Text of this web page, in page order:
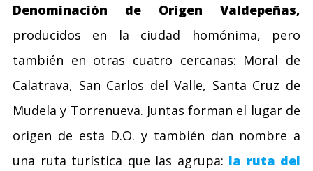
Denominación de Origen Valdepeñas,
producidos en la ciudad homónima, pero
también en otras cuatro cercanas: Moral de
Calatrava, San Carlos del Valle, Santa Cruz de
Mudela y Torrenueva. Juntas forman el lugar de
origen de esta D.O. y también dan nombre a
una ruta turística que las agrupa: la ruta del